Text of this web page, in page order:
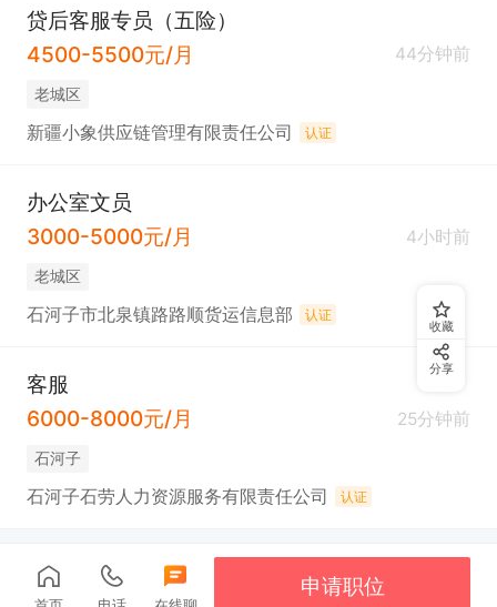
贷后客服专员（五险）
4500-5500元/月
44分钟前
老城区
新疆小象供应链管理有限责任公司 认证
办公室文员
3000-5000元/月
4小时前
老城区
石河子市北泉镇路路顺货运信息部 认证
客服
6000-8000元/月
25分钟前
石河子
石河子石劳人力资源服务有限责任公司 认证
收藏
分享
申请职位